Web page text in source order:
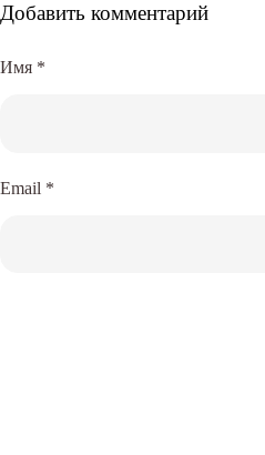
Добавить комментарий
Имя *
Email *